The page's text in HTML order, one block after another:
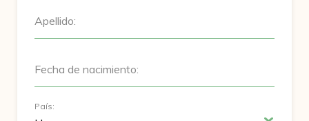
Apellido:
Fecha de nacimiento:
País: